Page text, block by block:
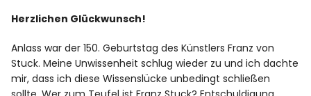
Herzlichen Glückwunsch!
Anlass war der 150. Geburtstag des Künstlers Franz von
Stuck. Meine Unwissenheit schlug wieder zu und ich dachte
mir, dass ich diese Wissenslücke unbedingt schließen